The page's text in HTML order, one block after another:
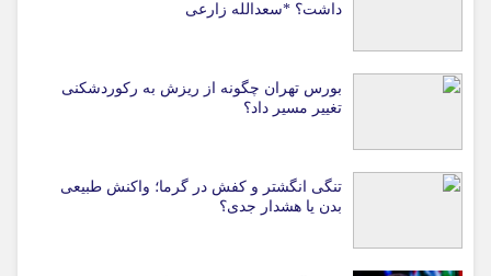
داشت؟ *سعدالله زارعی
بورس تهران چگونه از ریزش به رکوردشکنی
تغییر مسیر داد؟
تنگی انگشتر و کفش در گرما؛ واکنش طبیعی
بدن یا هشدار جدی؟